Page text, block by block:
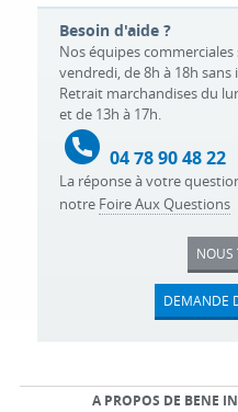
Besoin d'aide ?
Nos équipes
vendredi, de 8h à 18h
Retrait marchandises du
et de 13h à 17h.
04 78 90 48 22
La réponse à votre
notre Foire Aux Questions
NOUS
DEMANDE
A PROPOS DE BENE